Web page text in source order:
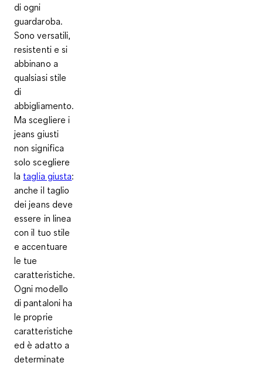
di ogni
guardaroba.
Sono versatili,
resistenti e si
abbinano a
qualsiasi stile
di
abbigliamento.
Ma scegliere i
jeans giusti
non significa
solo scegliere
la taglia giusta:
anche il taglio
dei jeans deve
essere in linea
con il tuo stile
e accentuare
le tue
caratteristiche.
Ogni modello
di pantaloni ha
le proprie
caratteristiche
ed è adatto a
determinate